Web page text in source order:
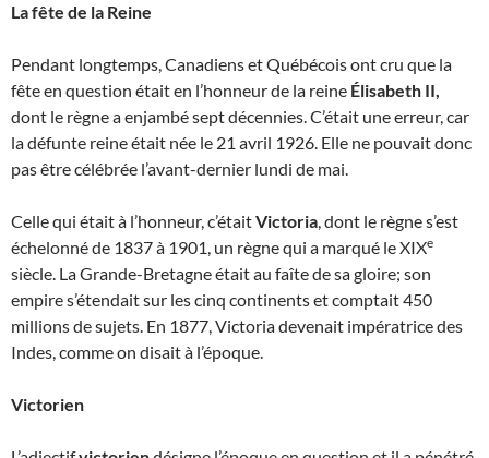
La fête de la Reine
Pendant longtemps, Canadiens et Québécois ont cru que la
fête en question était en l’honneur de la reine Élisabeth II,
dont le règne a enjambé sept décennies. C’était une erreur, car
la défunte reine était née le 21 avril 1926. Elle ne pouvait donc
pas être célébrée l’avant-dernier lundi de mai.
Celle qui était à l’honneur, c’étaitVictoria, dont le règne s’est
échelonné de 1837 à 1901, un règne qui a marqué le XIXe
siècle. La Grande-Bretagne était au faîte de sa gloire; son
empire s’étendait sur les cinq continents et comptait 450
millions de sujets. En 1877, Victoria devenait impératrice des
Indes, comme on disait à l’époque.
Victorien